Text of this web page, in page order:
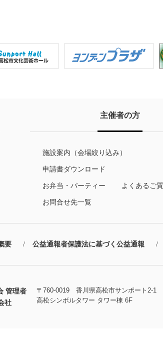
主催者の方
施設案内（会場絞り込み）
申請書ダウンロード
お弁当・パーティー よくあるご
お問合せ先一覧
要 公益通報者保護法に基づく公益通報
管理者
社
〒760-0019 香川県高松市サンポート2-1
高松シンボルタワー タワー棟 6F